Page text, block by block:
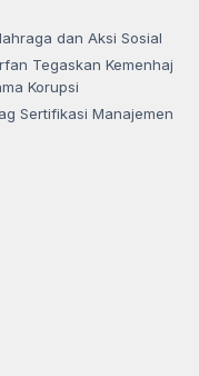
dan Aksi Sosial
Tegaskan Kemenhaj
Korupsi
Sertifikasi Manajemen